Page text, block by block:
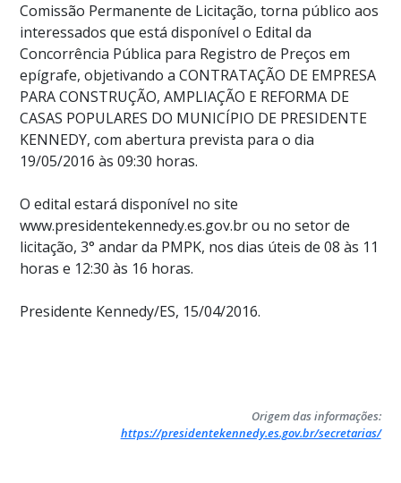
Comissão Permanente de Licitação, torna público aos
interessados que está disponível o Edital da
Concorrência Pública para Registro de Preços em
epígrafe, objetivando a CONTRATAÇÃO DE EMPRESA
PARA CONSTRUÇÃO, AMPLIAÇÃO E REFORMA DE
CASAS POPULARES DO MUNICÍPIO DE PRESIDENTE
KENNEDY, com abertura prevista para o dia
19/05/2016 às 09:30 horas.
O edital estará disponível no site
www.presidentekennedy.es.gov.br ou no setor de
licitação, 3° andar da PMPK, nos dias úteis de 08 às 11
horas e 12:30 às 16 horas.
Presidente Kennedy/ES, 15/04/2016.
Origem das informações:
https://presidentekennedy.es.gov.br/secretarias/